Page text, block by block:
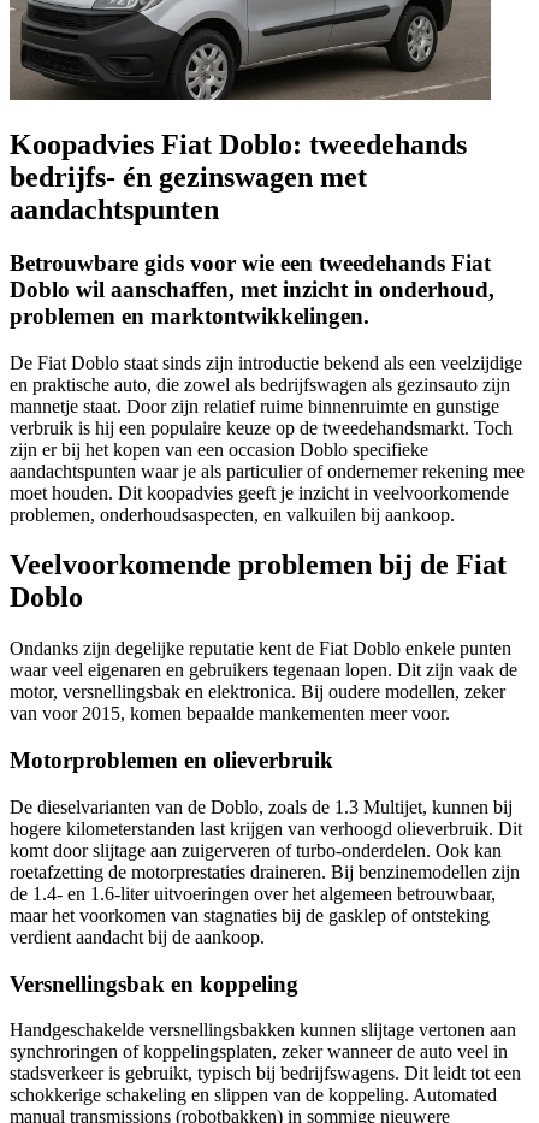
Koopadvies Fiat Doblo: tweedehands
bedrijfs- én gezinswagen met
aandachtspunten
Betrouwbare gids voor wie een tweedehands Fiat
Doblo wil aanschaffen, met inzicht in onderhoud,
problemen en marktontwikkelingen.
De Fiat Doblo staat sinds zijn introductie bekend als een veelzijdige
en praktische auto, die zowel als bedrijfswagen als gezinsauto zijn
mannetje staat. Door zijn relatief ruime binnenruimte en gunstige
verbruik is hij een populaire keuze op de tweedehandsmarkt. Toch
zijn er bij het kopen van een occasion Doblo specifieke
aandachtspunten waar je als particulier of ondernemer rekening mee
moet houden. Dit koopadvies geeft je inzicht in veelvoorkomende
problemen, onderhoudsaspecten, en valkuilen bij aankoop.
Veelvoorkomende problemen bij de Fiat
Doblo
Ondanks zijn degelijke reputatie kent de Fiat Doblo enkele punten
waar veel eigenaren en gebruikers tegenaan lopen. Dit zijn vaak de
motor, versnellingsbak en elektronica. Bij oudere modellen, zeker
van voor 2015, komen bepaalde mankementen meer voor.
Motorproblemen en olieverbruik
De dieselvarianten van de Doblo, zoals de 1.3 Multijet, kunnen bij
hogere kilometerstanden last krijgen van verhoogd olieverbruik. Dit
komt door slijtage aan zuigerveren of turbo-onderdelen. Ook kan
roetafzetting de motorprestaties draineren. Bij benzinemodellen zijn
de 1.4- en 1.6-liter uitvoeringen over het algemeen betrouwbaar,
maar het voorkomen van stagnaties bij de gasklep of ontsteking
verdient aandacht bij de aankoop.
Versnellingsbak en koppeling
Handgeschakelde versnellingsbakken kunnen slijtage vertonen aan
synchroringen of koppelingsplaten, zeker wanneer de auto veel in
stadsverkeer is gebruikt, typisch bij bedrijfswagens. Dit leidt tot een
schokkerige schakeling en slippen van de koppeling. Automated
manual transmissions (robotbakken) in sommige nieuwere